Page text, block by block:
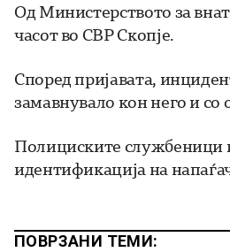
Од Министерството за
часот во СВР Скопје.
Според пријавата,
замавнувало кон него и со
Полициските службеници
идентификација на
ПОВРЗАНИ ТЕМИ: